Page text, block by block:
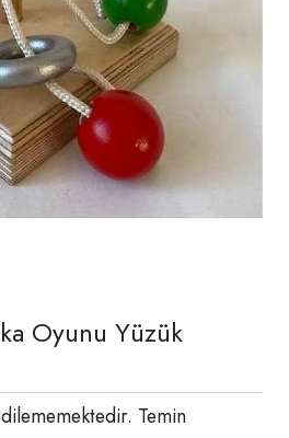
Oyunu Yüzük
Temin